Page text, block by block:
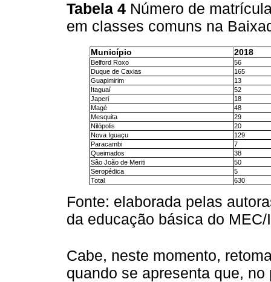
Tabela 4 Número de
em classes comuns na
Município 2018
Belford Roxo
56
Duque de Caxias
165
Guapimirim
13
Itaguaí
52
Japeri
18
Magé
48
Mesquita
29
Nilópolis
20
Nova Iguaçu
129
Paracambi
7
Queimados
38
São João de Meriti
50
Seropédica
5
Total
630
Fonte: elaborada pelas
da educação básica do
Cabe, neste momento,
quando se apresenta que,